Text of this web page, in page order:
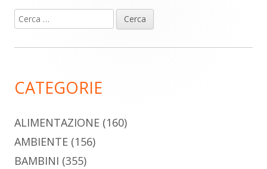
Barra
laterale
Ricerca
per:
CATEGORIE
ALIMENTAZIONE (160)
AMBIENTE (156)
BAMBINI (355)